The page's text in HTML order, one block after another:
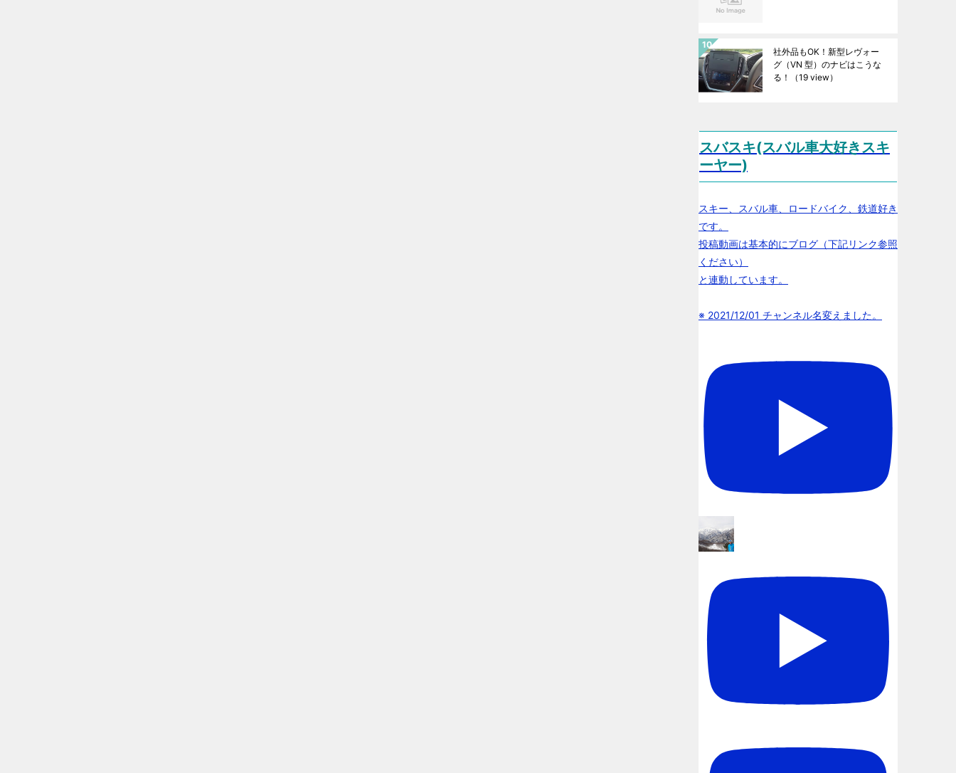
社外品もOK！新型レヴォー
グ（VN 型）のナビはこうな
る！
（19 view）
スバスキ(スバル車大好きスキ
ーヤー)
スキー、スバル車、ロードバイク、鉄道好き
です。
投稿動画は基本的にブログ（下記リンク参照
ください）
と連動しています。
※ 2021/12/01 チャンネル名変えました。